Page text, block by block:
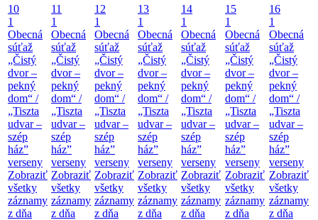
10
1
Obecná
súťaž
„Čistý
dvor –
pekný
dom“ /
„Tiszta
udvar –
szép
ház”
verseny
Zobraziť
všetky
záznamy
z dňa
11
1
Obecná
súťaž
„Čistý
dvor –
pekný
dom“ /
„Tiszta
udvar –
szép
ház”
verseny
Zobraziť
všetky
záznamy
z dňa
12
1
Obecná
súťaž
„Čistý
dvor –
pekný
dom“ /
„Tiszta
udvar –
szép
ház”
verseny
Zobraziť
všetky
záznamy
z dňa
13
1
Obecná
súťaž
„Čistý
dvor –
pekný
dom“ /
„Tiszta
udvar –
szép
ház”
verseny
Zobraziť
všetky
záznamy
z dňa
14
1
Obecná
súťaž
„Čistý
dvor –
pekný
dom“ /
„Tiszta
udvar –
szép
ház”
verseny
Zobraziť
všetky
záznamy
z dňa
15
1
Obecná
súťaž
„Čistý
dvor –
pekný
dom“ /
„Tiszta
udvar –
szép
ház”
verseny
Zobraziť
všetky
záznamy
z dňa
16
1
Obecná
súťaž
„Čistý
dvor –
pekný
dom“ /
„Tiszta
udvar –
szép
ház”
verseny
Zobraziť
všetky
záznamy
z dňa